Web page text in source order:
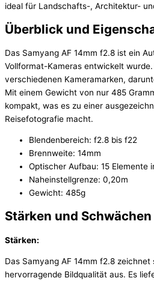
ideal für Landschafts-, Architektur-
Überblick und
Das Samyang AF 14mm f2.8 ist ein
Vollformat-Kameras entwickelt
verschiedenen Kameramarken,
Mit einem Gewicht von nur 485
kompakt, was es zu einer
Reisefotografie macht.
Blendenbereich: f2.8 bis f22
Brennweite: 14mm
Optischer Aufbau: 15 Elemente
Naheinstellgrenze: 0,20m
Gewicht: 485g
Stärken und Schwächen
Stärken:
Das Samyang AF 14mm f2.8
hervorragende Bildqualität aus. Es